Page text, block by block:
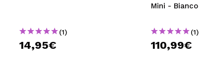
(1)
14,95€
Mini - Bianco
(1)
110,99€